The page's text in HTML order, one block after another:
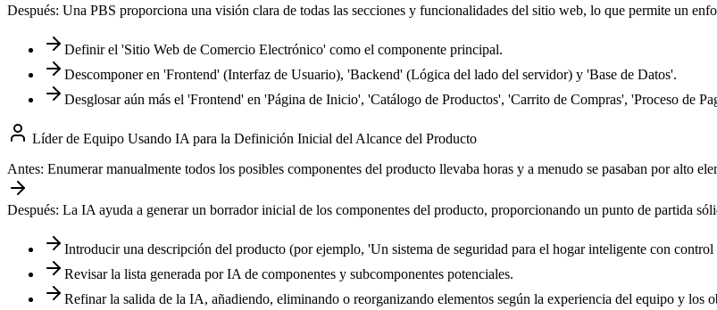
Después: Una PBS proporciona una visión clara de todas las secciones y funcionalidades del sitio web, lo que permite un
Definir el 'Sitio Web de Comercio Electrónico' como el componente principal.
Descomponer en 'Frontend' (Interfaz de Usuario), 'Backend' (Lógica del lado del servidor) y 'Base de Datos'.
Desglosar aún más el 'Frontend' en 'Página de Inicio', 'Catálogo de Productos', 'Carrito de Compras', 'Proceso de
Líder de Equipo Usando IA para la Definición Inicial del Alcance del Producto
Antes: Enumerar manualmente todos los posibles componentes del producto llevaba horas y a menudo se pasaban por alto
Después: La IA ayuda a generar un borrador inicial de los componentes del producto, proporcionando un punto de partida
Introducir una descripción del producto (por ejemplo, 'Un sistema de seguridad para el hogar inteligente con
Revisar la lista generada por IA de componentes y subcomponentes potenciales.
Refinar la salida de la IA, añadiendo, eliminando o reorganizando elementos según la experiencia del equipo y los